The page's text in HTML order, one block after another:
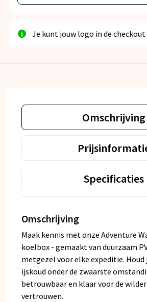
Je kunt jouw logo in de
Omschrijving
Specificaties
Omschrijving
Maak kennis met onze Adventure
koelbox - gemaakt van duurzaam
metgezel voor elke expeditie. Houd
ijskoud onder de zwaarste
betrouwbaar en klaar voor de
vertrouwen.